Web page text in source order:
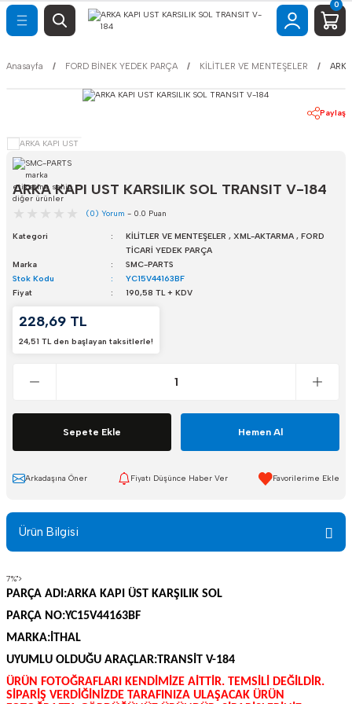
0
Anasayfa FORD BİNEK YEDEK PARÇA KİLİTLER VE MENTEŞELER
Paylaş
ARKA KAPI UST KARSILIK SOL TRANSIT V-184
(0) Yorum - 0.0 Puan
Kategori KİLİTLER VE MENTEŞELER , XML-AKTARMA , FORD
TİCARİ YEDEK PARÇA
Marka
SMC-PARTS
Stok Kodu
YC15V44163BF
Fiyat
190,58 TL + KDV
228,69 TL
24,51 TL den başlayan taksitlerle!
Sepete Ekle Hemen Al
Arkadaşına Öner Fiyatı Düşünce Haber Ver
Ürün Bilgisi
7%">
PARÇA ADI:ARKA KAPI ÜST KARŞILIK SOL
PARÇA NO:YC15V44163BF
MARKA:İTHAL
UYUMLU OLDUĞU ARAÇLAR:TRANSİT V-184
ÜRÜN FOTOĞRAFLARI KENDİMİZE AİTTİR. TEMSİLİ DEĞİLDİR.
SİPARİŞ VERDİĞİNİZDE TARAFINIZA ULAŞACAK ÜRÜN
Geri Dön
PARÇA
AKS-AKS TAŞIYICILAR
BAGAJ AMORTİSÖRLERİ
HORTUMLAR
DÜĞMELER
FİLTRELER
MENTEŞELER
KLİMA-HAVALANDIRMA
KONTAKLAR
MOTOR-MEKANİK
SENSÖRLER
Geri Dön
YEDEK PARÇA
AKS-AKS TAŞIYICILAR
BORULAR VE
DEPO-KAPAK
FREN-DEBRİYAJ
MENTEŞELER
MOTOR-MEKANİK
ŞANZIMAN-VİTES
SENSÖRLER
SİLECEKLER
SÜZGEÇ VE ÇUBUKLAR
Geri Dön
İÇ AKSESUAR
Geri Dön
FORD BAKIM SETLERİ
FİAT BAKIM SETLERİ
OPEL BAKIM SETLERİ
HYUNDAİ BAKIM
HONDA BAKIM SETLERİ